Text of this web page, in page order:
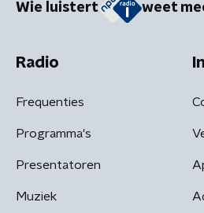
Wie luistert weet
Radio
Frequenties
Programma's
Presentatoren
Muziek